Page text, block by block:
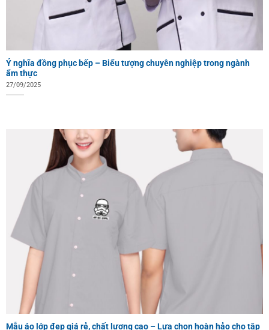
Ý nghĩa đồng phục bếp – Biểu tượng chuyên nghiệp trong ngành
ẩm thực
27/09/2025
Mẫu áo lớp đẹp giá rẻ, chất lượng cao – Lựa chọn hoàn hảo cho tập